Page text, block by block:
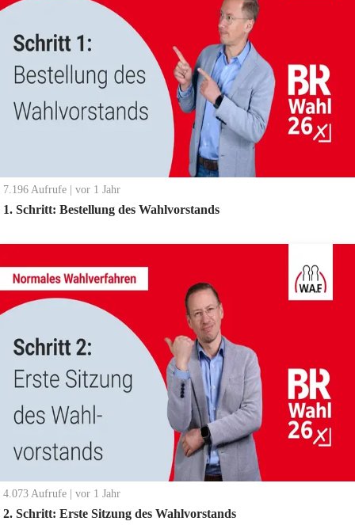
7.196 Aufrufe vor 1 Jahr
1. Schritt: Bestellung des Wahlvorstands
4.073 Aufrufe vor 1 Jahr
2. Schritt: Erste Sitzung des Wahlvorstands